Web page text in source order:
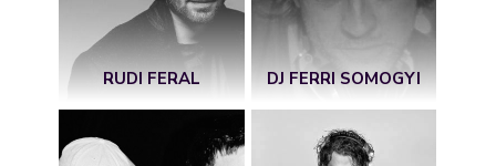
RUDI FERAL DJ FERRI SOMOGYI